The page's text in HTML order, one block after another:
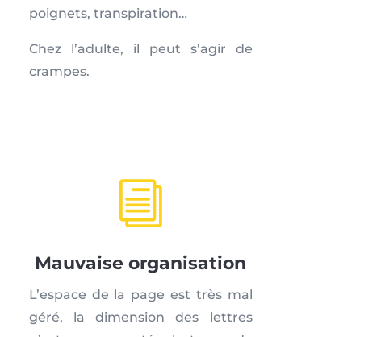
poignets, transpiration…
Chez l’adulte, il peut s’agir de
crampes.
i
Mauvaise organisation
L’espace de la page est très mal
géré, la dimension des lettres